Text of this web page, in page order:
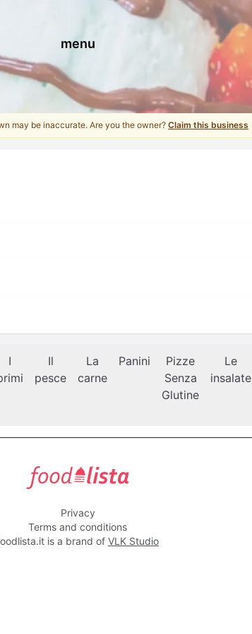
menu
may be inaccurate. Are you the owner? Claim this business
I
Il
pesce
La
carne
Panini
Pizze
Senza
Glutine
Le
insalate
Privacy
Terms and conditions
is a brand of VLK Studio